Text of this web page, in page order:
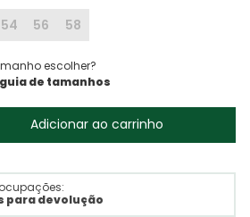
54 56 58
escolher?
Adicionar ao carrinho
para devolução